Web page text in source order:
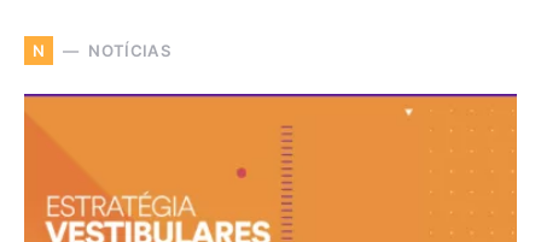
N NOTÍCIAS